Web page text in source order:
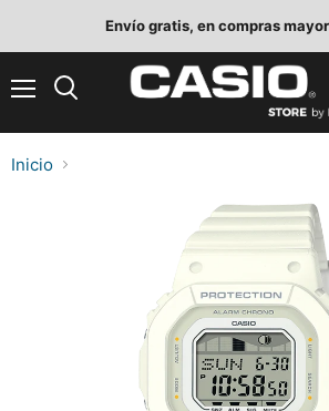
Envío gratis, en compras
Inicio